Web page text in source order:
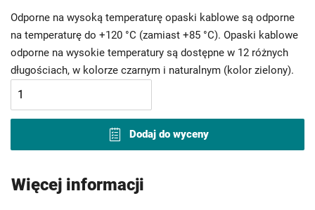
Odporne na wysoką temperaturę opaski kablowe są odporne
na temperaturę do +120 °C (zamiast +85 °C). Opaski kablowe
odporne na wysokie temperatury są dostępne w 12 różnych
długościach, w kolorze czarnym i naturalnym (kolor zielony).
Dodaj do wyceny
Więcej informacji